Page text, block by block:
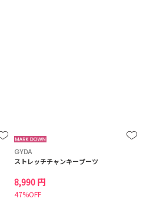
GYDA
ストレッチチャンキーブーツ
8,990 円
47%OFF